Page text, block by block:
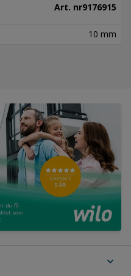
Art. nr9176915
10 mm
expand_more